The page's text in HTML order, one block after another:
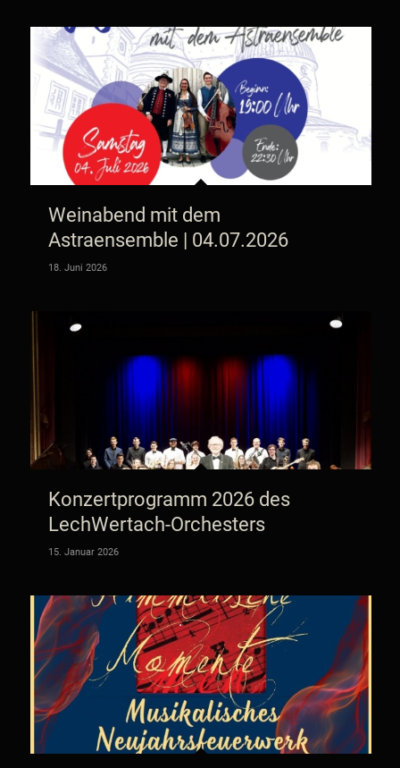
Weinabend mit dem
Astraensemble | 04.07.2026
18. Juni 2026
Konzertprogramm 2026 des
LechWertach-Orchesters
15. Januar 2026